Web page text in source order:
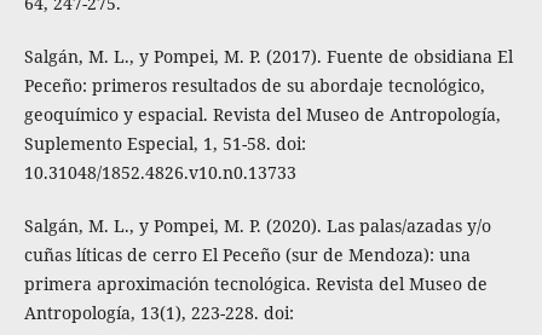
Salgán, M. L., y Pompei, M. P. (2017). Fuente de obsidiana El
Peceño: primeros resultados de su abordaje tecnológico,
geoquímico y espacial. Revista del Museo de Antropología,
Suplemento Especial, 1, 51-58. doi:
10.31048/1852.4826.v10.n0.13733
Salgán, M. L., y Pompei, M. P. (2020). Las palas/azadas y/o
cuñas líticas de cerro El Peceño (sur de Mendoza): una
primera aproximación tecnológica. Revista del Museo de
Antropología, 13(1), 223-228. doi: